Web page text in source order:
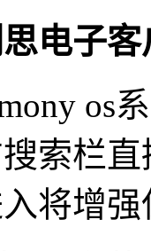
电子客
os
索栏
将增